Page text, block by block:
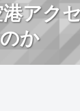
アク
か